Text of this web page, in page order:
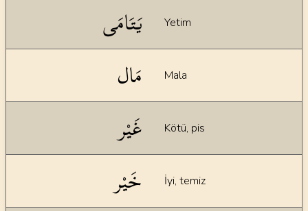
يَتَامَى Yetim
مَال Mala
غَيْر Kötü, pis
خَيْر İyi, temiz